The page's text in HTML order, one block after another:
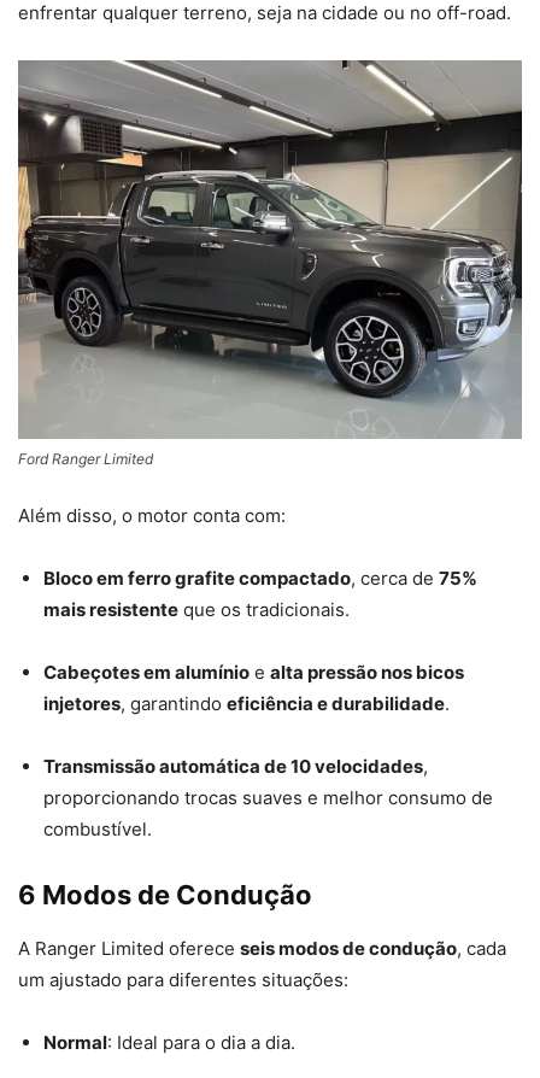
enfrentar qualquer terreno, seja na cidade ou no off-road.
Ford Ranger Limited
Além disso, o motor conta com:
Bloco em ferro grafite compactado, cerca de 75%
mais resistente que os tradicionais.
Cabeçotes em alumínio e alta pressão nos bicos
injetores, garantindo eficiência e durabilidade.
Transmissão automática de 10 velocidades,
proporcionando trocas suaves e melhor consumo de
combustível.
6 Modos de Condução
A Ranger Limited oferece seis modos de condução, cada
um ajustado para diferentes situações:
Normal: Ideal para o dia a dia.